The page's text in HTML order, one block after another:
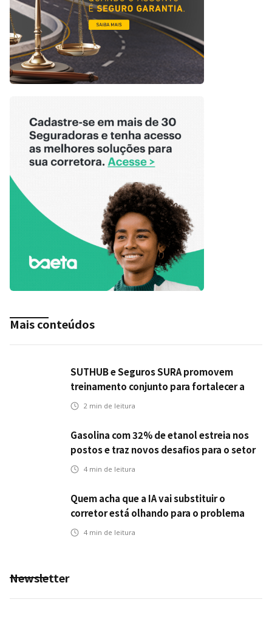
Mais conteúdos
SUTHUB e Seguros SURA promovem
treinamento conjunto para fortalecer a
operação comercial do Seguro Mobilidade
2 min de leitura
Gasolina com 32% de etanol estreia nos
postos e traz novos desafios para o setor
de seguros automotivos
4 min de leitura
Quem acha que a IA vai substituir o
corretor está olhando para o problema
errado
4 min de leitura
Newsletter